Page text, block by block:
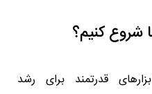
شروع کنیم؟
قدرتمند برای رشد